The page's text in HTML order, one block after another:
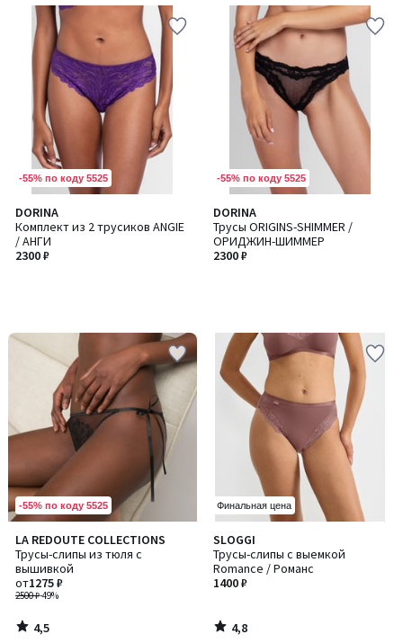
-55% по коду 5525
DORINA
Комплект из 2 трусиков ANGIE
/ АНГИ
2300 ₽
-55% по коду 5525
DORINA
Трусы ORIGINS-SHIMMER /
ОРИДЖИН-ШИММЕР
2300 ₽
-55% по коду 5525
LA REDOUTE COLLECTIONS
Трусы-слипы из тюля с
вышивкой
2500 ₽-49%
от1275 ₽
4,5
/ 5
4,5
/
Финальная цена
SLOGGI
Трусы-слипы с выемкой
Romance / Романс
1400 ₽
4,8
/ 5
4,8
/